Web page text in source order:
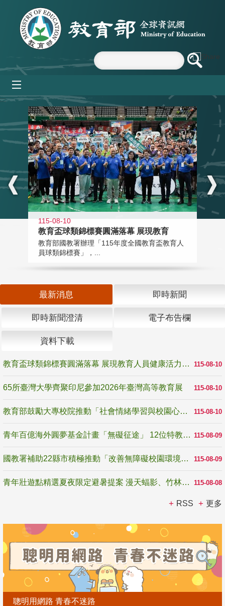
跳到主要內容區塊
:::
115-08-10
教育盃球類錦標賽圓滿落幕 展現教育
教育部國教署辦理「115年度全國教育盃教育人
員球類錦標賽」，...
最新消息 即時新聞
即時新聞澄清 電子布告欄
資料下載
115-08-10
教育盃球類錦標賽圓滿落幕 展現教育人員健康活力與團隊精神
115-08-10
65所臺灣大學齊聚印尼參加2026年臺灣高等教育展
115-08-10
教育部鼓勵大專校院推動「社會情緒學習與校園心理健康促進計畫」 培育校園「心」韌性
115-08-09
青年百億海外圓夢基金計畫「無礙征途」 12位特教與弱勢青年勇闖西班牙 跨越感官限制見證生命蛻變
115-08-09
國教署補助22縣市積極推動「改善無障礙校園環境計畫」 打造友善、安全、無礙學習空間
115-08-08
青年壯遊點精選夏夜限定避暑提案 漫天蝠影、竹林尋蛙、茶香夜觀 邀青年暮色出發
RSS 更多
聰明用網路 青春不迷路